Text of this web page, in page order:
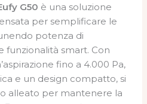
G50 è una soluzione
per semplificare le
potenza di
funzionalità smart. Con
fino a 4.000 Pa,
e un design compatto, si
alleato per mantenere la